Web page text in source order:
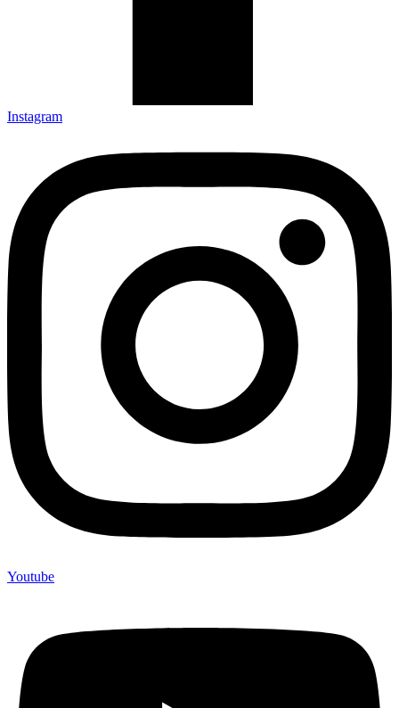
Instagram
Youtube